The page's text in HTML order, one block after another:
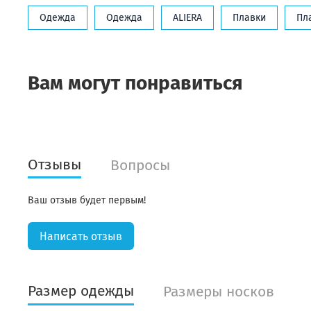
Одежда Одежда ALIERA Плавки
Вам могут понравиться
Отзывы Вопросы
Ваш отзыв будет первым!
Написать отзыв
Размер одежды Размеры носков